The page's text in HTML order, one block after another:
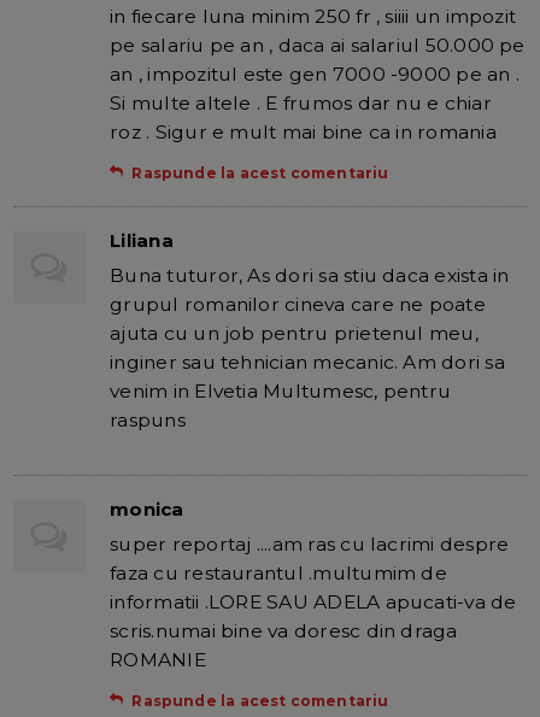
in fiecare luna minim 250 fr , siiii un impozit
pe salariu pe an , daca ai salariul 50.000 pe
an , impozitul este gen 7000 -9000 pe an .
Si multe altele . E frumos dar nu e chiar
roz . Sigur e mult mai bine ca in romania
Raspunde la acest comentariu
Liliana
Buna tuturor, As dori sa stiu daca exista in
grupul romanilor cineva care ne poate
ajuta cu un job pentru prietenul meu,
inginer sau tehnician mecanic. Am dori sa
venim in Elvetia Multumesc, pentru
raspuns
monica
super reportaj ....am ras cu lacrimi despre
faza cu restaurantul .multumim de
informatii .LORE SAU ADELA apucati-va de
scris.numai bine va doresc din draga
ROMANIE
Raspunde la acest comentariu